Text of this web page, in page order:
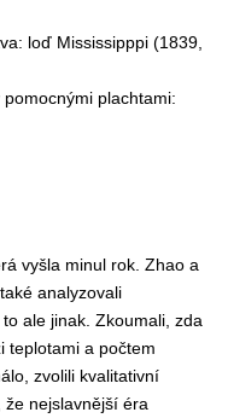
loď Mississipppi (1839,
plachtami:
vyšla minul rok. Zhao a
analyzovali
ale jinak. Zkoumali, zda
teplotami a počtem
zvolili kvalitativní
nejslavnější éra